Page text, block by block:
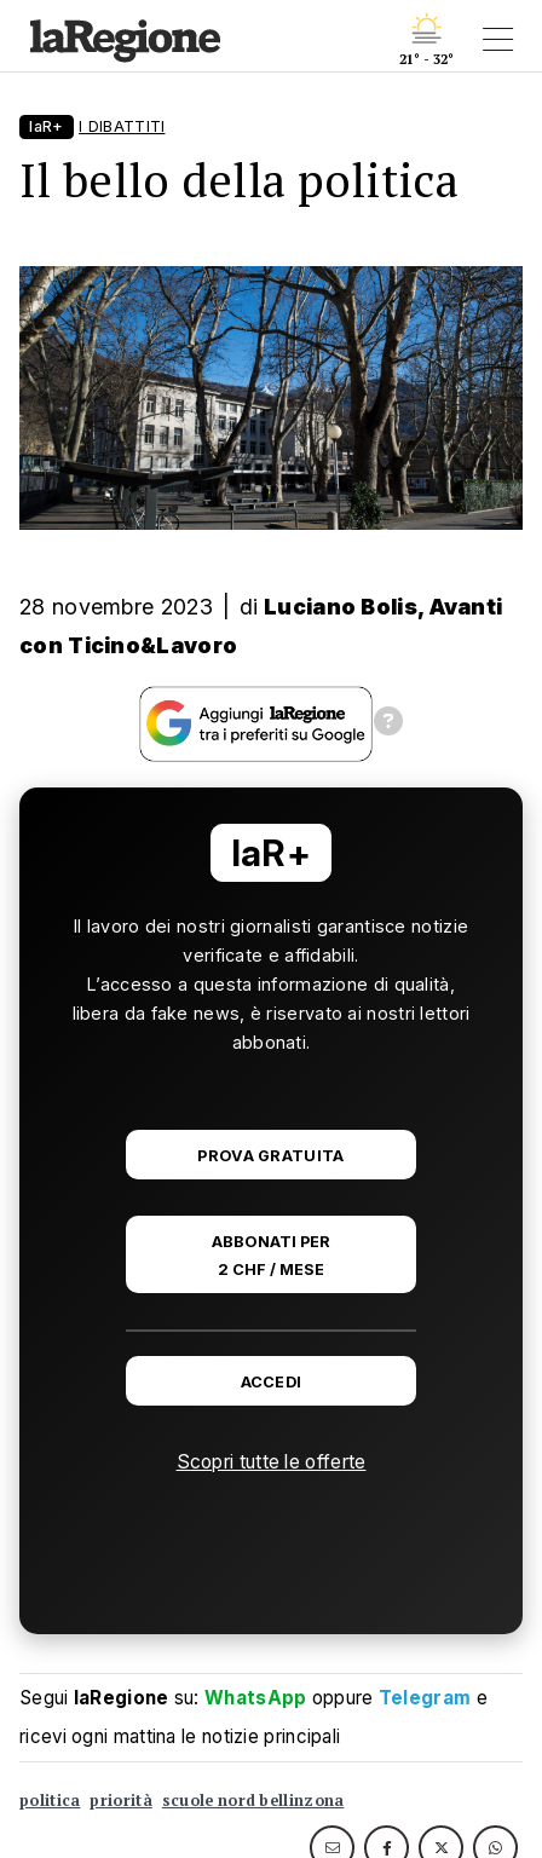
21° - 32°
laR+ I DIBATTITI
Il bello della politica
28 novembre 2023 di Luciano Bolis, Avanti
con Ticino&Lavoro
laR+
Il lavoro dei nostri giornalisti garantisce notizie
verificate e affidabili.
L’accesso a questa informazione di qualità,
libera da fake news, è riservato ai nostri lettori
abbonati.
PROVA GRATUITA
ABBONATI PER
2 CHF / MESE
ACCEDI
Scopri tutte le offerte
Segui laRegione su:WhatsApp oppure Telegram e
ricevi ogni mattina le notizie principali
politica priorità scuole nord bellinzona